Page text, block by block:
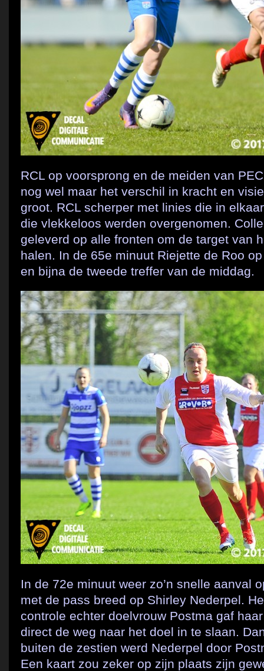
RCL op voorsprong en de meiden van
nog wel maar het verschil in kracht en
groot. RCL scherper met linies die in
die vlekkeloos werden overgenomen.
geleverd op alle fronten om de target van
halen. In de 65e minuut Riejette de Roo
en bijna de tweede treffer van de middag.
In de 72e minuut weer zo’n snelle aanval
met de pass breed op Shirley Nederpel.
controle echter doelvrouw Postma gaf
direct de weg naar het doel in te slaan.
buiten de zestien werd Nederpel door
Een kaart zou zeker op zijn plaats zijn